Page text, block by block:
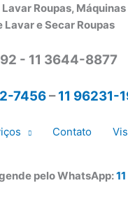
Roupas, Máquinas
Lavar e Secar Roupas
- 11 3644-8877
7456–11 96231-
Contato
pelo WhatsApp: